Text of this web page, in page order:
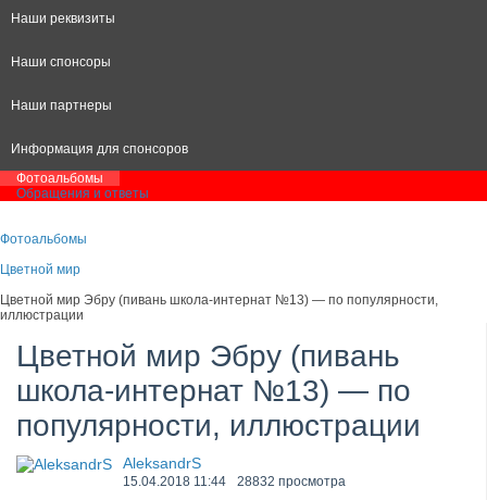
Наши реквизиты
Наши спонсоры
Наши партнеры
Информация для спонсоров
Фотоальбомы
Обращения и ответы
Фотоальбомы
Цветной мир
Цветной мир Эбру (пивань школа-интернат №13) — по популярности,
иллюстрации
Цветной мир Эбру (пивань
школа-интернат №13) — по
популярности, иллюстрации
AleksandrS
15.04.2018 11:44 28832 просмотра